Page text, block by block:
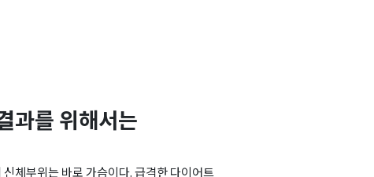
과를 위해서는
체부위는 바로 가슴이다. 급격한 다이어트